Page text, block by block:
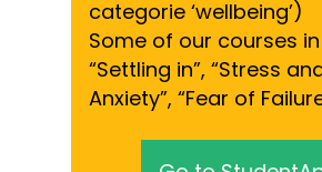
categorie ‘wellbeing’)
Some of our courses in
“Settling in”, “Stress
Anxiety”, “Fear of